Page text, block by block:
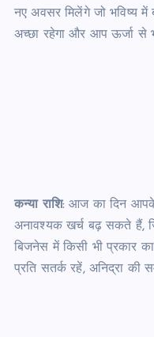
नए अवसर मिलेंगे जो भविष्य
अच्छा रहेगा और आप ऊर्जा से
कन्या राशि: आज का दिन आपके
अनावश्यक खर्च बढ़ सकते हैं,
बिजनेस में किसी भी प्रकार
प्रति सतर्क रहें, अनिद्रा की